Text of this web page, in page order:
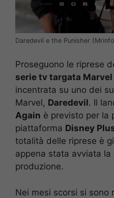
Daredevil e the Punisher
Proseguono le riprese
serie tv targata
incentrata su uno dei
Marvel, Daredevil. Il
Again è previsto per la
piattaforma Disney
totalità delle riprese è
appena stata avviata
produzione.
Nei mesi scorsi si sono